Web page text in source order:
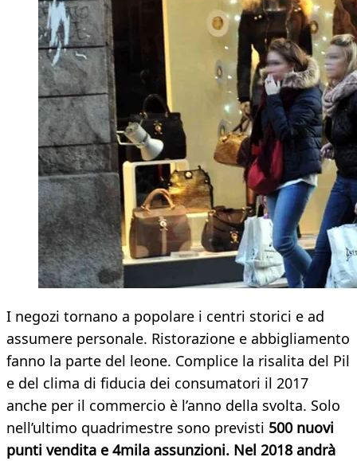
I negozi tornano a popolare i centri storici e ad
assumere personale. Ristorazione e abbigliamento
fanno la parte del leone. Complice la risalita del Pil
e del clima di fiducia dei consumatori il 2017
anche per il commercio è l’anno della svolta. Solo
nell’ultimo quadrimestre sono previsti 500 nuovi
punti vendita e 4mila assunzioni. Nel 2018 andrà